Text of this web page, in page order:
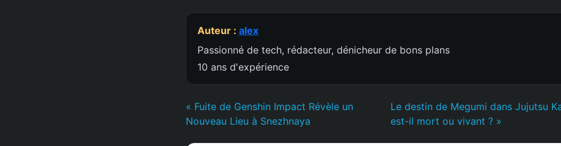
Auteur : alex
Passionné de tech, rédacteur, dénicheur de bons plans
10 ans d'expérience
« Fuite de Genshin Impact Révèle un
Nouveau Lieu à Snezhnaya
Le destin de Megumi dans Jujutsu
est-il mort ou vivant ? »